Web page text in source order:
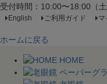
受付時間：10:00〜18:00（土
English ご利用ガイド マ
ホームに戻る
HOME
ペーパーグ